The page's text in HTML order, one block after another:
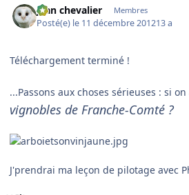
jean chevalier Membres
Posté(e) le 11 décembre 201213 a
Téléchargement terminé !
...Passons aux choses sérieuses : si
vignobles de Franche-Comté ?
J'prendrai ma leçon de pilotage avec